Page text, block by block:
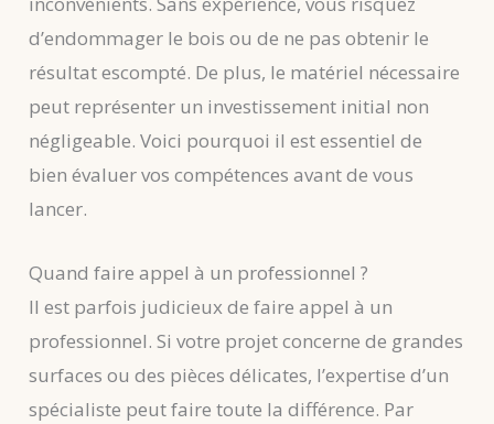
d’endommager le bois ou de ne pas obtenir le
résultat escompté. De plus, le matériel nécessaire
peut représenter un investissement initial non
négligeable. Voici pourquoi il est essentiel de
bien évaluer vos compétences avant de vous
lancer.
Quand faire appel à un professionnel ?
Il est parfois judicieux de faire appel à un
professionnel. Si votre projet concerne de grandes
surfaces ou des pièces délicates, l’expertise d’un
spécialiste peut faire toute la différence. Par